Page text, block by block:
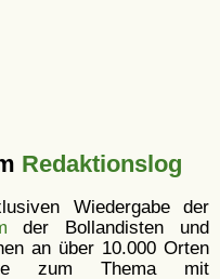
Redaktionslog
Wiedergabe der
der Bollandisten und
an über 10.000 Orten
zum Thema mit